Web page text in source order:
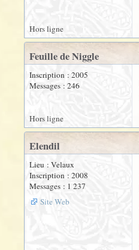
Hors ligne
Feuille de Niggle
Inscription : 2005
Messages : 246
Hors ligne
Elendil
Lieu : Velaux
Inscription : 2008
Messages : 1 237
Site Web